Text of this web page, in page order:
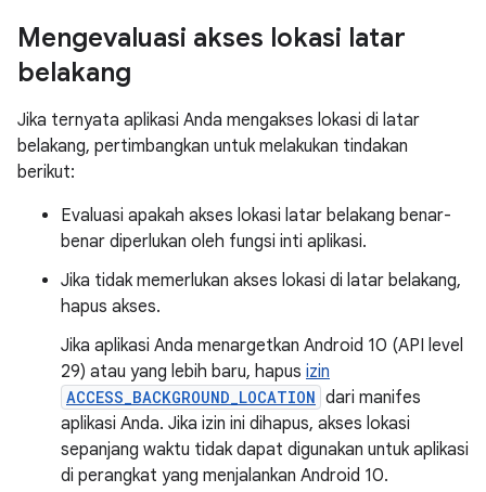
Mengevaluasi akses lokasi latar
belakang
Jika ternyata aplikasi Anda mengakses lokasi di latar
belakang, pertimbangkan untuk melakukan tindakan
berikut:
Evaluasi apakah akses lokasi latar belakang benar-
benar diperlukan oleh fungsi inti aplikasi.
Jika tidak memerlukan akses lokasi di latar belakang,
hapus akses.
Jika aplikasi Anda menargetkan Android 10 (API level
29) atau yang lebih baru, hapus izin
ACCESS_BACKGROUND_LOCATION dari manifes
aplikasi Anda. Jika izin ini dihapus, akses lokasi
sepanjang waktu tidak dapat digunakan untuk aplikasi
di perangkat yang menjalankan Android 10.